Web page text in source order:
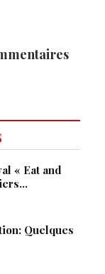
« Eat and
Quelques